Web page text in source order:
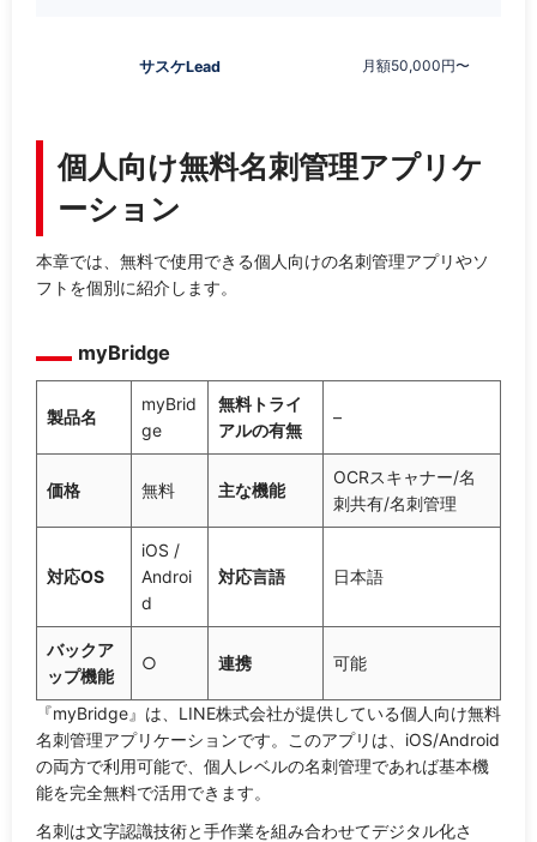
サスケLead 月額50,000円〜
個人向け無料名刺管理アプリケ
ーション
本章では、無料で使用できる個人向けの名刺管理アプリやソ
フトを個別に紹介します。
myBridge
製品名
myBrid
ge
無料トライ
アルの有無
–
価格 無料 主な機能
OCRスキャナー/名
刺共有/名刺管理
対応OS
iOS /
Androi
d
対応言語 日本語
バックア
ップ機能
○ 連携 可能
『myBridge』は、LINE株式会社が提供している個人向け無料
名刺管理アプリケーションです。このアプリは、iOS/Android
の両方で利用可能で、個人レベルの名刺管理であれば基本機
能を完全無料で活用できます。
名刺は文字認識技術と手作業を組み合わせてデジタル化さ